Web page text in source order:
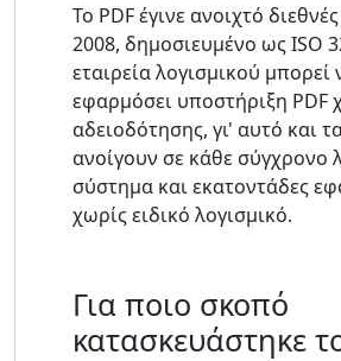
Το PDF έγινε ανοιχτό
2008, δημοσιευμένο ως ISO
εταιρεία λογισμικού μπορεί
εφαρμόσει υποστήριξη PDF
αδειοδότησης, γι' αυτό και
ανοίγουν σε κάθε σύγχρονο
σύστημα και εκατοντάδες
χωρίς ειδικό λογισμικό.
Για ποιο σκοπό
κατασκευάστηκε